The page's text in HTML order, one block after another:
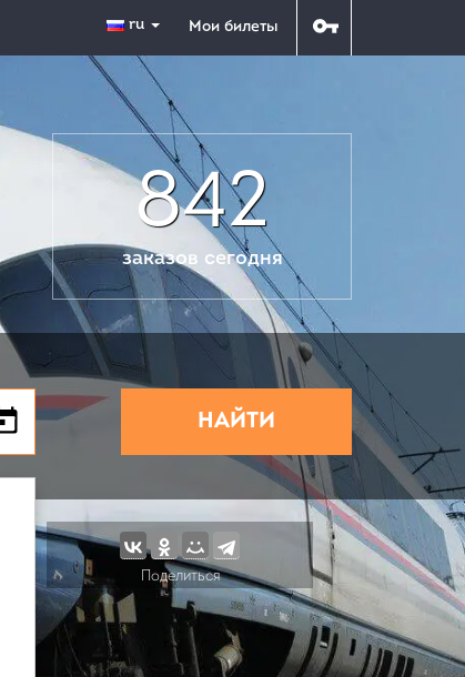
ru Мои билеты
842
заказов сегодня
НАЙТИ
Поделиться